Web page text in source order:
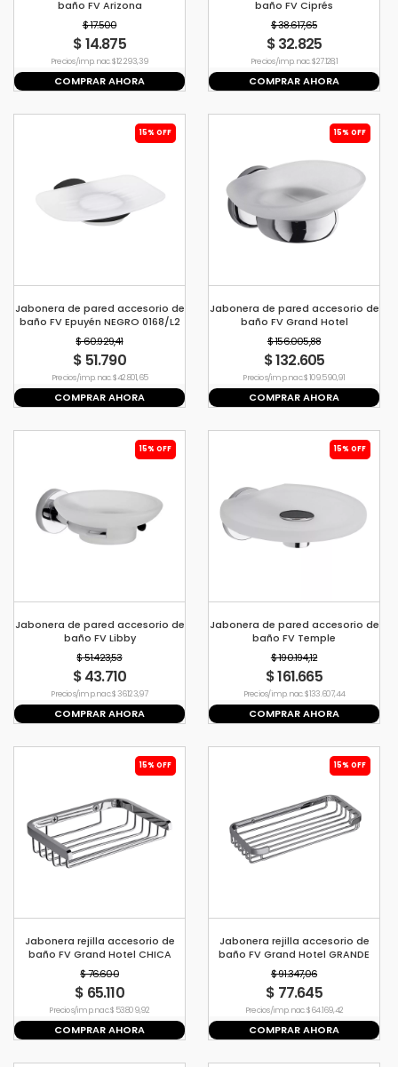
baño FV Arizona
$ 17.500
$ 14.875
Precio s/imp. nac. $ 12.293,39
COMPRAR AHORA
baño FV Ciprés
$ 38.617,65
$ 32.825
Precio s/imp. nac. $ 27.128,1
COMPRAR AHORA
15% OFF
Jabonera de pared accesorio de
baño FV Epuyén NEGRO 0168/L2
$ 60.929,41
$ 51.790
Precio s/imp. nac. $ 42.801,65
COMPRAR AHORA
15% OFF
Jabonera de pared accesorio de
baño FV Grand Hotel
$ 156.005,88
$ 132.605
Precio s/imp. nac. $ 109.590,91
COMPRAR AHORA
15% OFF
Jabonera de pared accesorio de
baño FV Libby
$ 51.423,53
$ 43.710
Precio s/imp. nac. $ 36.123,97
COMPRAR AHORA
15% OFF
Jabonera de pared accesorio de
baño FV Temple
$ 190.194,12
$ 161.665
Precio s/imp. nac. $ 133.607,44
COMPRAR AHORA
15% OFF
Jabonera rejilla accesorio de
baño FV Grand Hotel CHICA
$ 76.600
$ 65.110
Precio s/imp. nac. $ 53.809,92
COMPRAR AHORA
15% OFF
Jabonera rejilla accesorio de
baño FV Grand Hotel GRANDE
$ 91.347,06
$ 77.645
Precio s/imp. nac. $ 64.169,42
COMPRAR AHORA